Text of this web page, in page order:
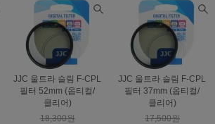
JJC 울트라 슬림 F-CPL
필터 52mm (옵티컬/
클리어)
18,300원
JJC 울트라 슬림 F-CPL
필터 37mm (옵티컬/
클리어)
17,500원